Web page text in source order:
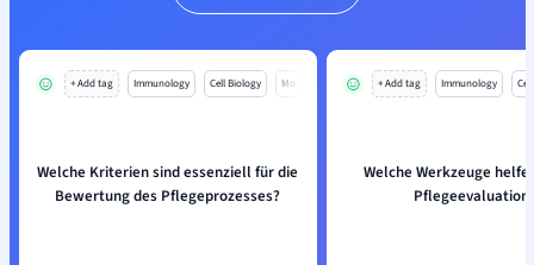
+ Add tag Immunology Cell Biology Mo
Welche Kriterien sind essenziell für die
Bewertung des Pflegeprozesses?
+ Add tag Immunology
Welche Werkzeuge